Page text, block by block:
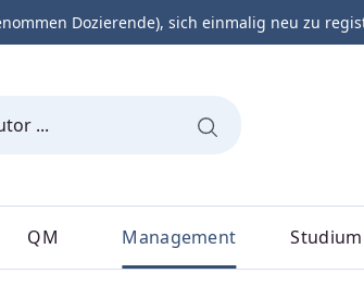
Dozierende), sich einmalig neu zu
QM Management Studium